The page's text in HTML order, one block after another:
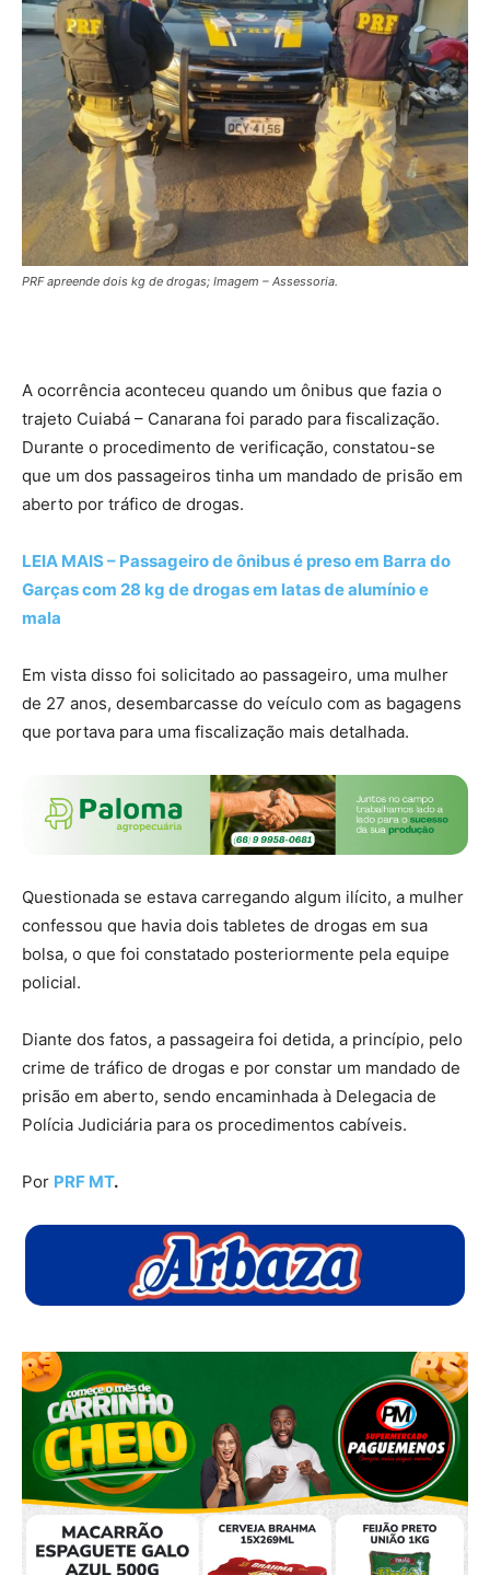
PRF apreende dois kg de drogas; Imagem – Assessoria.
A ocorrência aconteceu quando um ônibus que fazia o
trajeto Cuiabá – Canarana foi parado para fiscalização.
Durante o procedimento de verificação, constatou-se
que um dos passageiros tinha um mandado de prisão em
aberto por tráfico de drogas.
LEIA MAIS – Passageiro de ônibus é preso em Barra do
Garças com 28 kg de drogas em latas de alumínio e
mala
Em vista disso foi solicitado ao passageiro, uma mulher
de 27 anos, desembarcasse do veículo com as bagagens
que portava para uma fiscalização mais detalhada.
Questionada se estava carregando algum ilícito, a mulher
confessou que havia dois tabletes de drogas em sua
bolsa, o que foi constatado posteriormente pela equipe
policial.
Diante dos fatos, a passageira foi detida, a princípio, pelo
crime de tráfico de drogas e por constar um mandado de
prisão em aberto, sendo encaminhada à Delegacia de
Polícia Judiciária para os procedimentos cabíveis.
Por PRF MT.